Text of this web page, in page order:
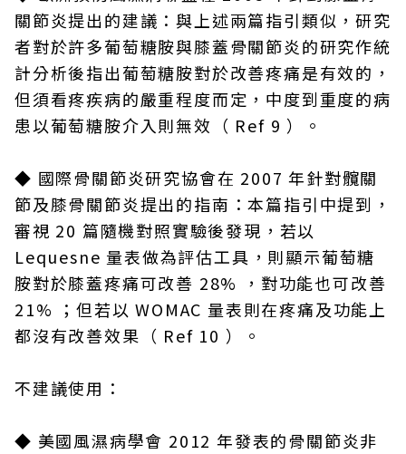
關節炎提出的建議：與上述兩篇指引類似，研究
者對於許多葡萄糖胺與膝蓋骨關節炎的研究作統
計分析後指出葡萄糖胺對於改善疼痛是有效的，
但須看疼疾病的嚴重程度而定，中度到重度的病
患以葡萄糖胺介入則無效（ Ref 9 ）。
◆ 國際骨關節炎研究協會在 2007 年針對髖關
節及膝骨關節炎提出的指南：本篇指引中提到，
審視 20 篇隨機對照實驗後發現，若以
Lequesne 量表做為評估工具，則顯示葡萄糖
胺對於膝蓋疼痛可改善 28% ，對功能也可改善
21% ；但若以 WOMAC 量表則在疼痛及功能上
都沒有改善效果（ Ref 10 ）。
不建議使用：
◆ 美國風濕病學會 2012 年發表的骨關節炎非